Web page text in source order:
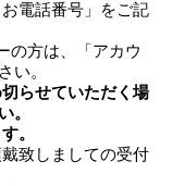
電話番号」をご記
の方は、「アカウ
い。
らせていただく場
。
。
致しましての受付